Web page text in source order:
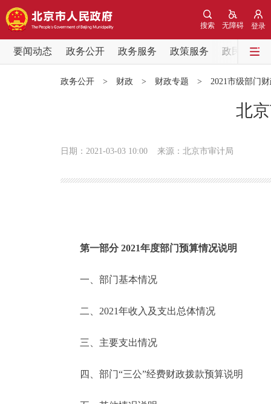
登录
无障碍
搜索
要闻动态 政务公开 政务服务 政策服务
政民互动
便民服务
政务公开 > 财政 > 财政专题 > 2021市级部门
北
日期：2021-03-03 10:00 来源：北京市审计局
第一部分 2021年度部门预算情况说明
一、部门基本情况
二、2021年收入及支出总体情况
三、主要支出情况
四、部门“三公”经费财政拨款预算说明